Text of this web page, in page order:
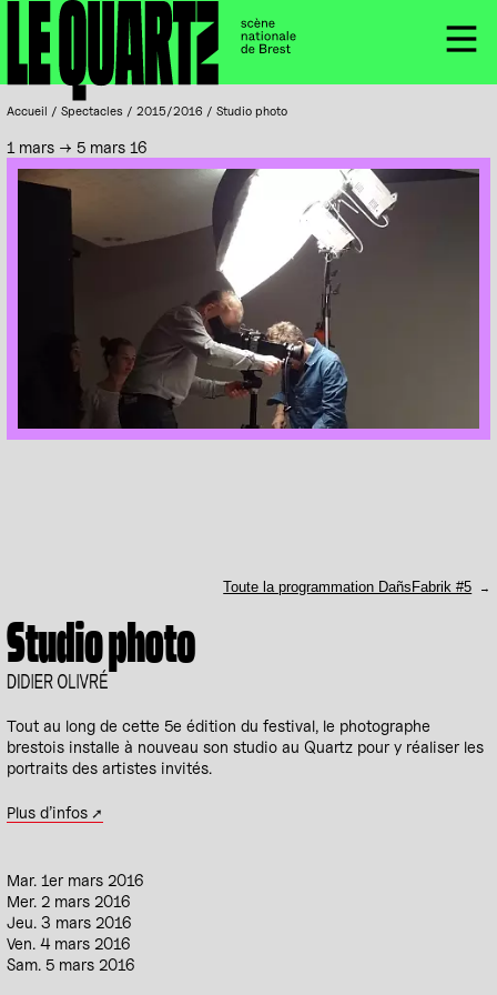
Panneau de gestion des cookies
Accueil
Menu
Accueil / Spectacles / 2015/2016 / Studio photo
1 mars → 5 mars 16
Toute la programmation DañsFabrik #5
Studio photo
DIDIER OLIVRÉ
Tout au long de cette 5e édition du festival, le photographe
brestois installe à nouveau son studio au Quartz pour y réaliser les
portraits des artistes invités.
Plus d’infos
Mar. 1er mars 2016
Mer. 2 mars 2016
Jeu. 3 mars 2016
Ven. 4 mars 2016
Sam. 5 mars 2016